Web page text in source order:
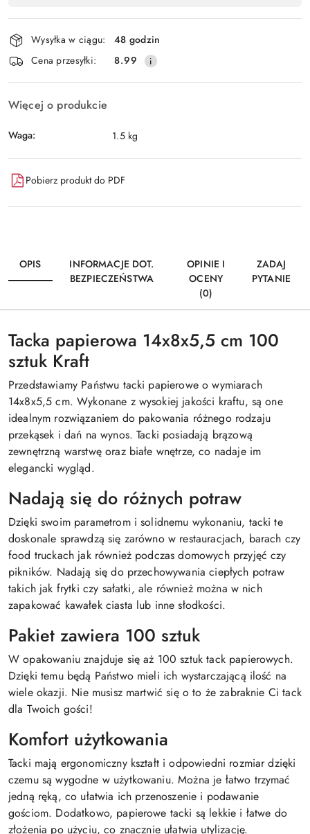
płatność
i
dostawa
Wysyłka w ciągu:
48 godzin
Cena przesyłki:
8.99
Więcej o produkcie
Waga: 1.5 kg
Pobierz produkt do PDF
OPIS
INFORMACJE DOT.
BEZPIECZEŃSTWA
OPINIE I
OCENY
(0)
ZADAJ
PYTANIE
Tacka papierowa 14x8x5,5 cm 100
sztuk Kraft
Przedstawiamy Państwu tacki papierowe o wymiarach
14x8x5,5 cm. Wykonane z wysokiej jakości kraftu, są one
idealnym rozwiązaniem do pakowania różnego rodzaju
przekąsek i dań na wynos. Tacki posiadają brązową
zewnętrzną warstwę oraz białe wnętrze, co nadaje im
elegancki wygląd.
Nadają się do różnych potraw
Dzięki swoim parametrom i solidnemu wykonaniu, tacki te
doskonale sprawdzą się zarówno w restauracjach, barach czy
food truckach jak również podczas domowych przyjęć czy
pikników. Nadają się do przechowywania ciepłych potraw
takich jak frytki czy sałatki, ale również można w nich
zapakować kawałek ciasta lub inne słodkości.
Pakiet zawiera 100 sztuk
W opakowaniu znajduje się aż 100 sztuk tack papierowych.
Dzięki temu będą Państwo mieli ich wystarczającą ilość na
wiele okazji. Nie musisz martwić się o to że zabraknie Ci tack
dla Twoich gości!
Komfort użytkowania
Tacki mają ergonomiczny kształt i odpowiedni rozmiar dzięki
czemu są wygodne w użytkowaniu. Można je łatwo trzymać
jedną ręką, co ułatwia ich przenoszenie i podawanie
gościom. Dodatkowo, papierowe tacki są lekkie i łatwe do
złożenia po użyciu, co znacznie ułatwia utylizację.